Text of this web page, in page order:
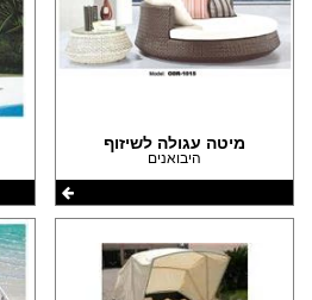
מיטה עגולה לשיזוף
היבואנים